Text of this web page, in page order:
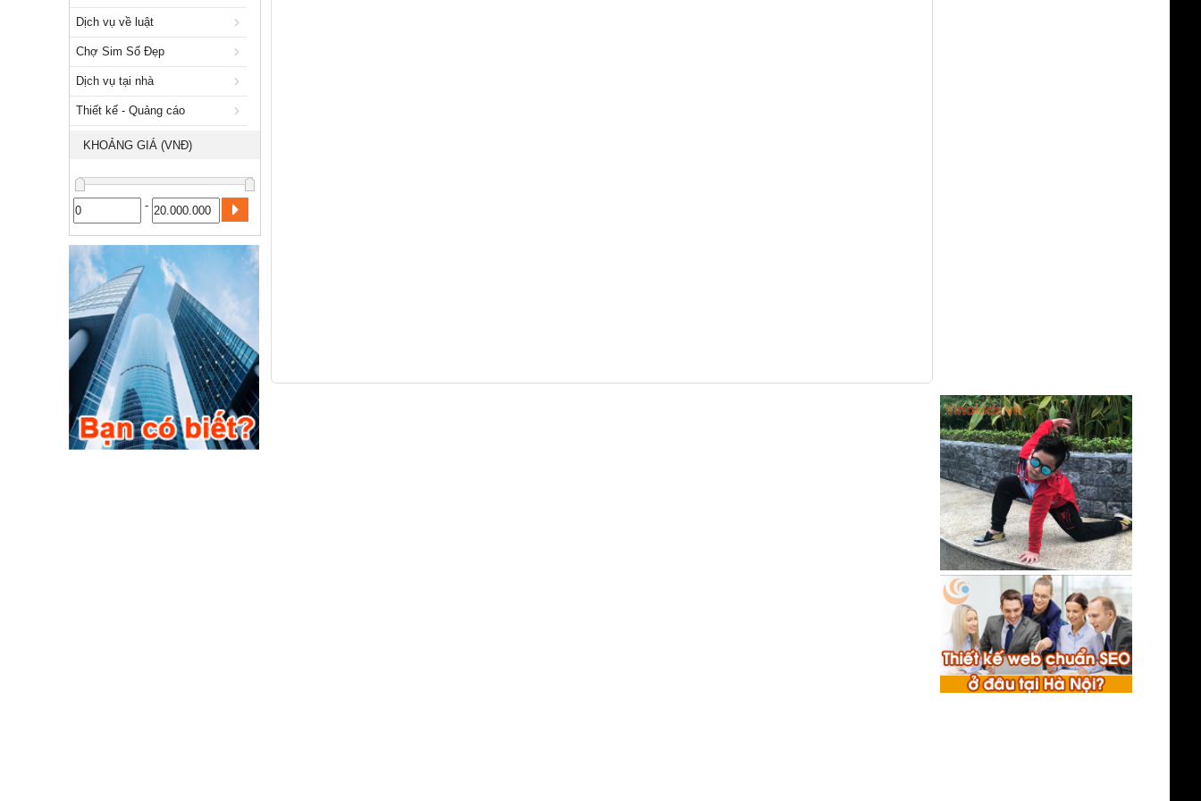
Xuất nhập khẩu
Dịch vụ về luật
Chợ Sim Số Đẹp
Dịch vụ tại nhà
Thiết kế - Quảng cáo
Dịch vụ về luật
Chợ Sim Số Đẹp
Dịch vụ tại nhà
Thiết kế - Quảng cáo
KHOẢNG GIÁ (VNĐ)
-